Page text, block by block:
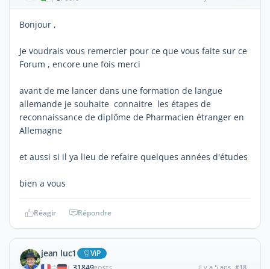
Bonjour ,
Je voudrais vous remercier pour ce que vous faite sur ce
Forum , encore une fois merci
avant de me lancer dans une formation de langue
allemande je souhaite connaitre les étapes de
reconnaissance de diplôme de Pharmacien étranger en
Allemagne
et aussi si il ya lieu de refaire quelques années d'études
bien a vous
Réagir Répondre
jean luc1 ViP
il y a 5 ans #18